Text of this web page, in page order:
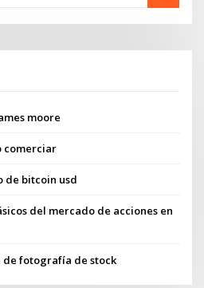
moore
comerciar
de bitcoin usd
del mercado de acciones en
de fotografía de stock